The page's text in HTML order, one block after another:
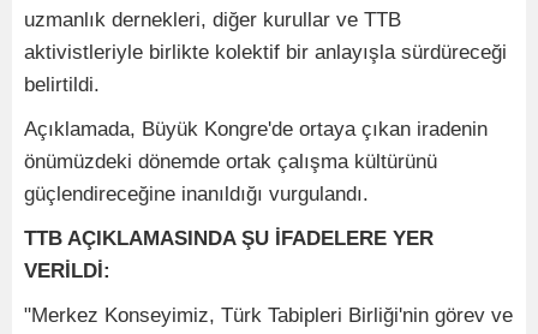
uzmanlık dernekleri, diğer kurullar ve TTB
aktivistleriyle birlikte kolektif bir anlayışla sürdüreceği
belirtildi.
Açıklamada, Büyük Kongre'de ortaya çıkan iradenin
önümüzdeki dönemde ortak çalışma kültürünü
güçlendireceğine inanıldığı vurgulandı.
TTB AÇIKLAMASINDA ŞU İFADELERE YER
VERİLDİ:
"Merkez Konseyimiz, Türk Tabipleri Birliği'nin görev ve